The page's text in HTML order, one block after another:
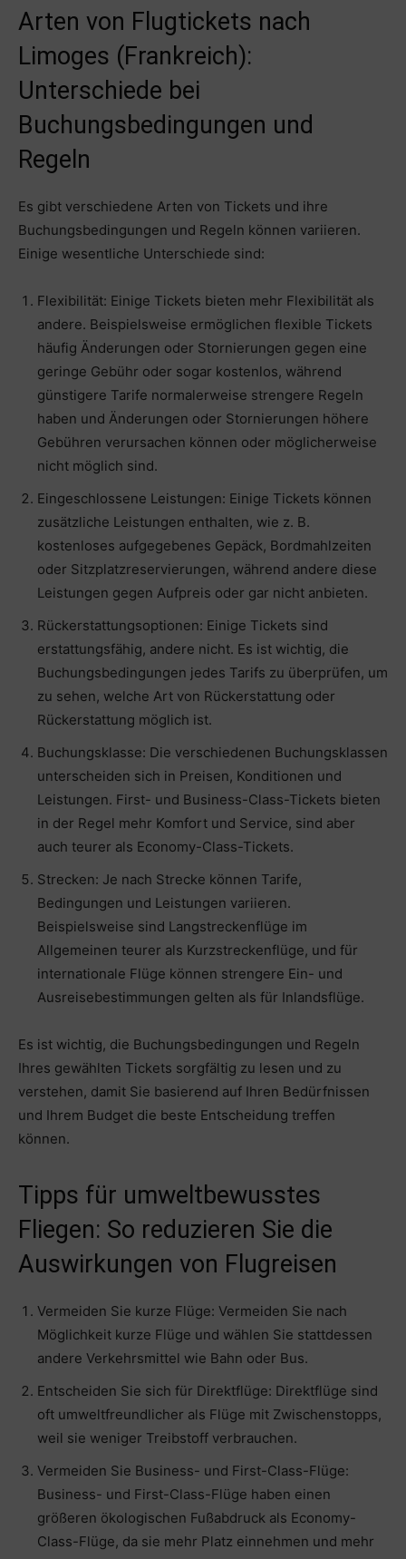
Arten von Flugtickets nach
Limoges (Frankreich):
Unterschiede bei
Buchungsbedingungen und
Regeln
Es gibt verschiedene Arten von Tickets und ihre
Buchungsbedingungen und Regeln können variieren.
Einige wesentliche Unterschiede sind:
Flexibilität: Einige Tickets bieten mehr Flexibilität als
andere. Beispielsweise ermöglichen flexible Tickets
häufig Änderungen oder Stornierungen gegen eine
geringe Gebühr oder sogar kostenlos, während
günstigere Tarife normalerweise strengere Regeln
haben und Änderungen oder Stornierungen höhere
Gebühren verursachen können oder möglicherweise
nicht möglich sind.
Eingeschlossene Leistungen: Einige Tickets können
zusätzliche Leistungen enthalten, wie z. B.
kostenloses aufgegebenes Gepäck, Bordmahlzeiten
oder Sitzplatzreservierungen, während andere diese
Leistungen gegen Aufpreis oder gar nicht anbieten.
Rückerstattungsoptionen: Einige Tickets sind
erstattungsfähig, andere nicht. Es ist wichtig, die
Buchungsbedingungen jedes Tarifs zu überprüfen, um
zu sehen, welche Art von Rückerstattung oder
Rückerstattung möglich ist.
Buchungsklasse: Die verschiedenen Buchungsklassen
unterscheiden sich in Preisen, Konditionen und
Leistungen. First- und Business-Class-Tickets bieten
in der Regel mehr Komfort und Service, sind aber
auch teurer als Economy-Class-Tickets.
Strecken: Je nach Strecke können Tarife,
Bedingungen und Leistungen variieren.
Beispielsweise sind Langstreckenflüge im
Allgemeinen teurer als Kurzstreckenflüge, und für
internationale Flüge können strengere Ein- und
Ausreisebestimmungen gelten als für Inlandsflüge.
Es ist wichtig, die Buchungsbedingungen und Regeln
Ihres gewählten Tickets sorgfältig zu lesen und zu
verstehen, damit Sie basierend auf Ihren Bedürfnissen
und Ihrem Budget die beste Entscheidung treffen
können.
Tipps für umweltbewusstes
Fliegen: So reduzieren Sie die
Auswirkungen von Flugreisen
Vermeiden Sie kurze Flüge: Vermeiden Sie nach
Möglichkeit kurze Flüge und wählen Sie stattdessen
andere Verkehrsmittel wie Bahn oder Bus.
Entscheiden Sie sich für Direktflüge: Direktflüge sind
oft umweltfreundlicher als Flüge mit Zwischenstopps,
weil sie weniger Treibstoff verbrauchen.
Vermeiden Sie Business- und First-Class-Flüge:
Business- und First-Class-Flüge haben einen
größeren ökologischen Fußabdruck als Economy-
Class-Flüge, da sie mehr Platz einnehmen und mehr